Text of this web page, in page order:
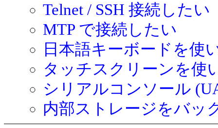
Telnet / SSH 接続したい
MTP で接続したい
日本語キーボードを使
タッチスクリーンを使
シリアルコンソール
内部ストレージをバッ